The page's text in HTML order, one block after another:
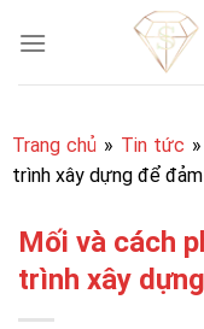
đến
Trang chủ » Tin tức »
trình xây dựng để
Mối và cách
trình xây